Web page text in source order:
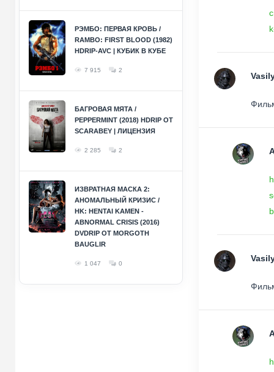
РЭМБО: ПЕРВАЯ КРОВЬ /
RAMBO: FIRST BLOOD (1982)
HDRIP-AVC | КУБИК В КУБЕ
7 915 2
БАГРОВАЯ МЯТА /
PEPPERMINT (2018) HDRIP ОТ
SCARABEY | ЛИЦЕНЗИЯ
2 285 2
ИЗВРАТНАЯ МАСКА 2:
АНОМАЛЬНЫЙ КРИЗИС /
HK: HENTAI KAMEN -
ABNORMAL CRISIS (2016)
DVDRIP ОТ MORGOTH
BAUGLIR
1 047 0